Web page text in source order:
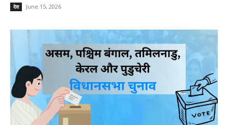
देश June 15, 2026